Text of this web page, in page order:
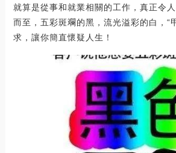
就算是從事和就業相關的工作，真正令
而至，五彩斑斕的黑，流光溢彩的白，“
求，讓你簡直懷疑人生！